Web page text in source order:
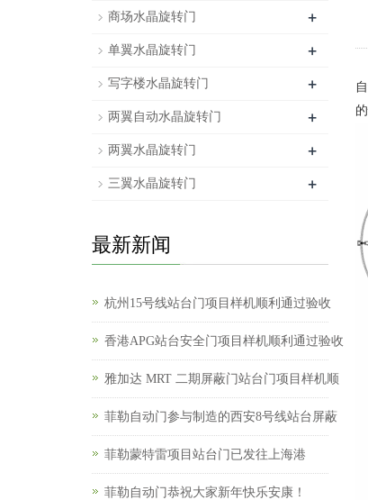
商场水晶旋转门 +
单翼水晶旋转门 +
写字楼水晶旋转门 +
两翼自动水晶旋转门 +
两翼水晶旋转门 +
三翼水晶旋转门 +
最新新闻
杭州15号线站台门项目样机顺利通过验收
香港APG站台安全门项目样机顺利通过验收
雅加达 MRT 二期屏蔽门站台门项目样机顺
菲勒自动门参与制造的西安8号线站台屏蔽
菲勒蒙特雷项目站台门已发往上海港
菲勒自动门恭祝大家新年快乐安康！